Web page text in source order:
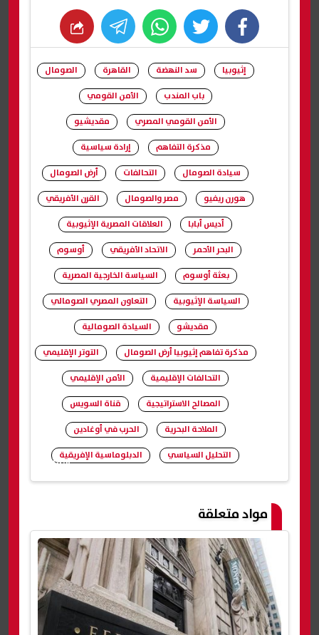
facebook
twitter
whats
شارك
إثيوبيا سد النهضة القاهرة
الصومال
باب المندب
الأمن القومي
الأمن القومي المصري
مقديشيو
مذكرة التفاهم
إرادة سياسية
سيادة الصومال
التحالفات
أرض الصومال
هورن ريفيو
مصر والصومال
القرن الأفريقي
أديس أبابا
العلاقات المصرية الإثيوبية
البحر الأحمر
الاتحاد الأفريقي
أوسوم
بعثة أوسوم
السياسة الخارجية المصرية
السياسة الإثيوبية
التعاون المصري الصومالي
مقديشو
السيادة الصومالية
مذكرة تفاهم إثيوبيا أرض الصومال
التوتر الإقليمي
التحالفات الإقليمية
الأمن الإقليمي
المصالح الاستراتيجية
قناة السويس
الملاحة البحرية
الحرب في أوغادين
التحليل السياسي
الدبلوماسية الإفريقية
مواد متعلقة